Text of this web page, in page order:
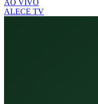
AO VIVO
ALECE TV